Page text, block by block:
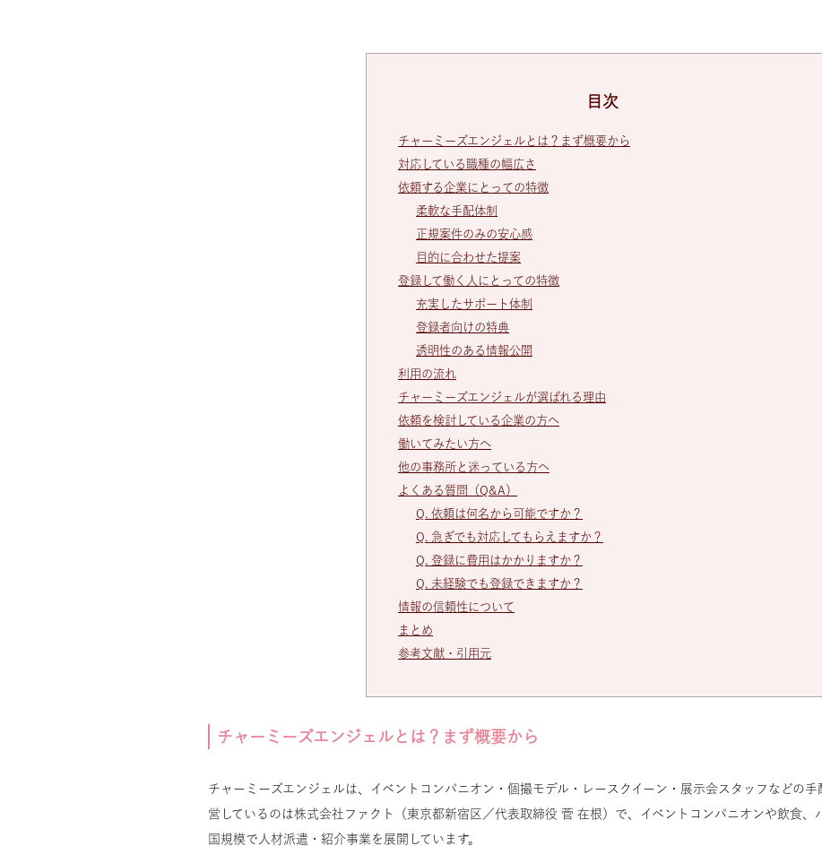
目次
チャーミーズエンジェルとは？まず概要から
対応している職種の幅広さ
依頼する企業にとっての特徴
柔軟な手配体制
正規案件のみの安心感
目的に合わせた提案
登録して働く人にとっての特徴
充実したサポート体制
登録者向けの特典
透明性のある情報公開
利用の流れ
チャーミーズエンジェルが選ばれる理由
依頼を検討している企業の方へ
働いてみたい方へ
他の事務所と迷っている方へ
よくある質問（Q&A）
Q. 依頼は何名から可能ですか？
Q. 急ぎでも対応してもらえますか？
Q. 登録に費用はかかりますか？
Q. 未経験でも登録できますか？
情報の信頼性について
まとめ
参考文献・引用元
チャーミーズエンジェルとは？まず概要から
チャーミーズエンジェルは、イベントコンパニオン・個撮モデル・レースクイーン・展示会スタッフなどの
営しているのは株式会社ファクト（東京都新宿区／代表取締役 菅 在根）で、イベントコンパニオンや飲食、
国規模で人材派遣・紹介事業を展開しています。